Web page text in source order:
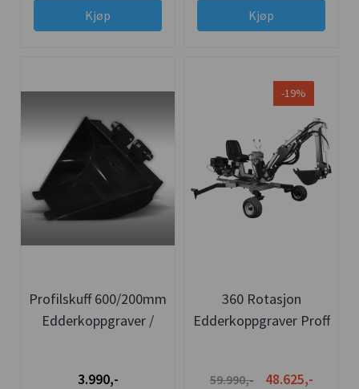
Kjøp Kjøp
Profilskuff 600/200mm
Edderkoppgraver /
3.990,-
-19%
360 Rotasjon
Edderkoppgraver Proff
59.990,- 48.625,-